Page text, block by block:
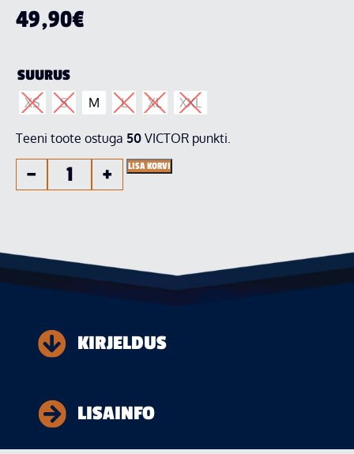
49,90€
SUURUS
XS S M L XL XXL
Teeni toote ostuga 50 VICTOR punkti.
− + LISA KORVI
KIRJELDUS
LISAINFO